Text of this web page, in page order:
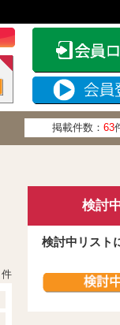
掲載件数： 63
件
検討
検討中リスト